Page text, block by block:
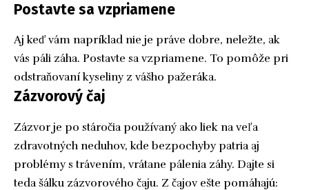
Postavte sa vzpriamene
Aj keď vám napríklad nie je práve dobre, neležte, ak
vás páli záha. Postavte sa vzpriamene. To pomôže pri
odstraňovaní kyseliny z vášho pažeráka.
Zázvorový čaj
Zázvor je po stáročia používaný ako liek na veľa
zdravotných neduhov, kde bezpochyby patria aj
problémy s trávením, vrátane pálenia záhy. Dajte si
teda šálku zázvorového čaju. Z čajov ešte pomáhajú: